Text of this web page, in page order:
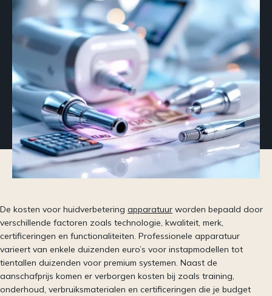
De kosten voor huidverbetering apparatuur worden bepaald door
verschillende factoren zoals technologie, kwaliteit, merk,
certificeringen en functionaliteiten. Professionele apparatuur
varieert van enkele duizenden euro’s voor instapmodellen tot
tientallen duizenden voor premium systemen. Naast de
aanschafprijs komen er verborgen kosten bij zoals training,
onderhoud, verbruiksmaterialen en certificeringen die je budget